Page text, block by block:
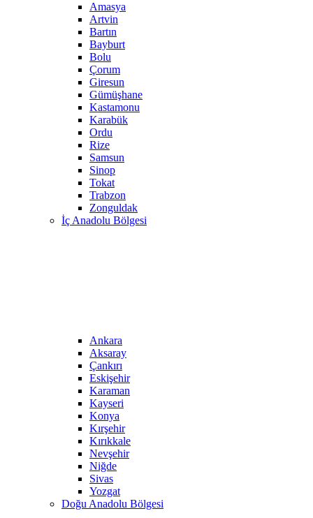
Amasya
Artvin
Bartın
Bayburt
Bolu
Çorum
Giresun
Gümüşhane
Kastamonu
Karabük
Ordu
Rize
Samsun
Sinop
Tokat
Trabzon
Zonguldak
İç Anadolu Bölgesi
Ankara
Aksaray
Çankırı
Eskişehir
Karaman
Kayseri
Konya
Kırşehir
Kırıkkale
Nevşehir
Niğde
Sivas
Yozgat
Doğu Anadolu Bölgesi